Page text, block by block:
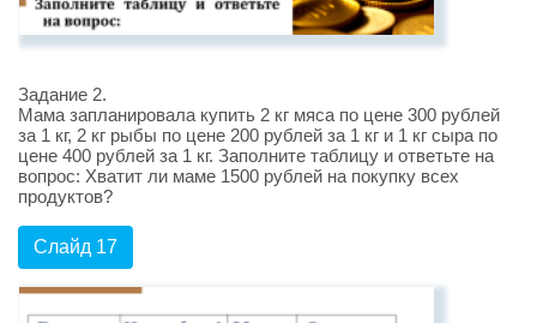
Задание 2.
Мама запланировала купить 2 кг мяса по цене 300 рублей
за 1 кг, 2 кг рыбы по цене 200 рублей за 1 кг и 1 кг сыра по
цене 400 рублей за 1 кг. Заполните таблицу и ответьте на
вопрос: Хватит ли маме 1500 рублей на покупку всех
продуктов?
Слайд 17